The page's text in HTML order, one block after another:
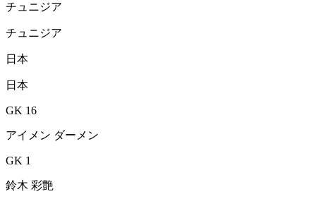
チュニジア
チュニジア
日本
日本
GK 16
アイメン ダーメン
GK 1
鈴木 彩艶